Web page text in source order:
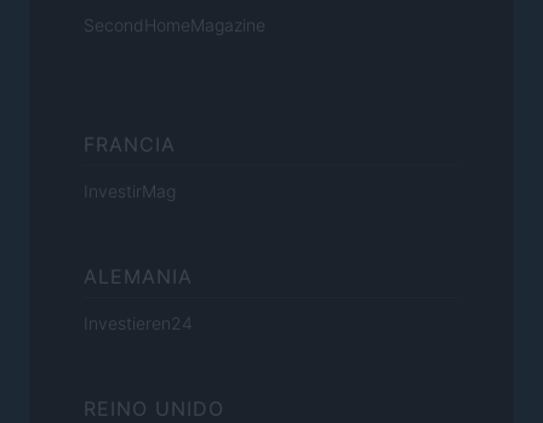
SecondHomeMagazine
FRANCIA
InvestirMag
ALEMANIA
Investieren24
REINO UNIDO